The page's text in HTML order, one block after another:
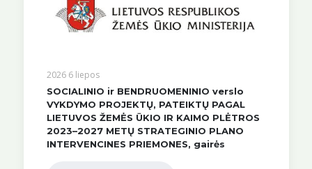
2026 6 liepos
SOCIALINIO ir BENDRUOMENINIO verslo
VYKDYMO PROJEKTŲ, PATEIKTŲ PAGAL
LIETUVOS ŽEMĖS ŪKIO IR KAIMO PLĖTROS
2023–2027 METŲ STRATEGINIO PLANO
INTERVENCINES PRIEMONES, gairės